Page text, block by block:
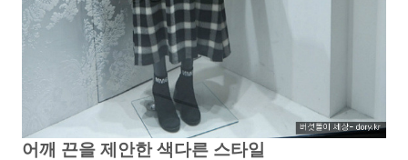
어깨 끈을 제안한 색다른 스타일